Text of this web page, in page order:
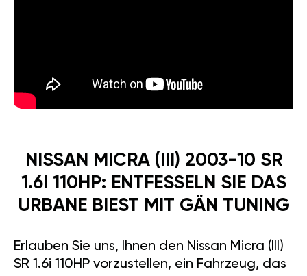
NISSAN MICRA (III) 2003-10 SR
1.6I 110HP: ENTFESSELN SIE DAS
URBANE BIEST MIT GÄN TUNING
Erlauben Sie uns, Ihnen den Nissan Micra (III)
SR 1.6i 110HP vorzustellen, ein Fahrzeug, das